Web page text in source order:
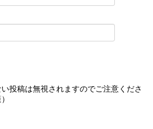
投稿は無視されますのでご注意くださ